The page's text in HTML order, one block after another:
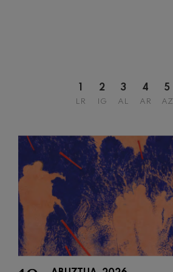
LR
2
IG
3
AL
4
AR
5
AZ